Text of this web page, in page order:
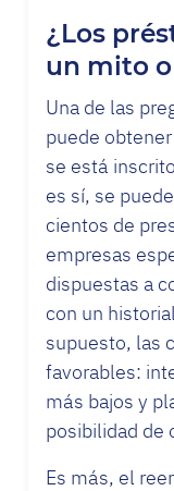
¿Los
un mito
Una de las
puede
se está
es sí, se
cientos de
empresas
dispuestas a
con un
supuesto, las
favorables:
más bajos y
posibilidad de
Es más, el